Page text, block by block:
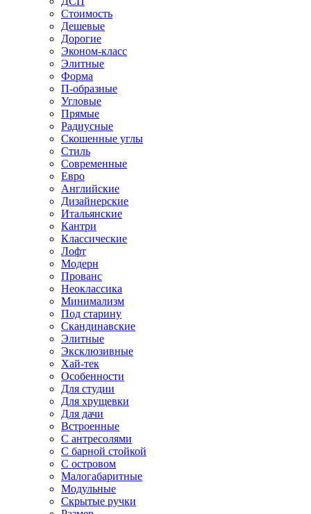
Стоимость
Дешевые
Дорогие
Эконом-класс
Элитные
Форма
П-образные
Угловые
Прямые
Радиусные
Скошенные углы
Стиль
Современные
Евро
Английские
Дизайнерские
Итальянские
Кантри
Классические
Лофт
Модерн
Прованс
Неоклассика
Минимализм
Под старину
Скандинавские
Элитные
Эксклюзивные
Хай-тек
Особенности
Для студии
Для хрущевки
Для дачи
Встроенные
С антресолями
С барной стойкой
С островом
Малогабаритные
Модульные
Скрытые ручки